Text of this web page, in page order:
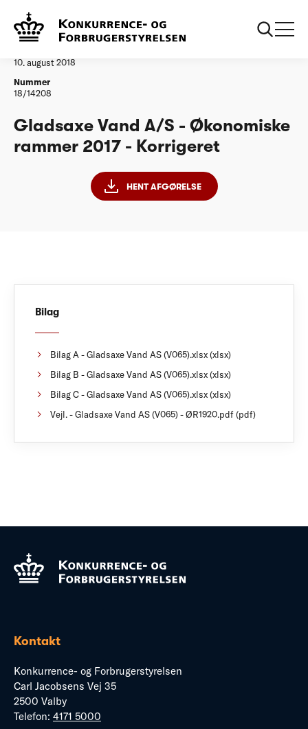
Vandtilsyn
10. august 2018
Nummer
18/14208
Gladsaxe Vand A/S - Økonomiske
rammer 2017 - Korrigeret
HENT AFGØRELSE
Bilag
Bilag A - Gladsaxe Vand AS (V065).xlsx (xlsx)
Bilag B - Gladsaxe Vand AS (V065).xlsx (xlsx)
Bilag C - Gladsaxe Vand AS (V065).xlsx (xlsx)
Vejl. - Gladsaxe Vand AS (V065) - ØR1920.pdf (pdf)
Kontakt
Konkurrence- og Forbrugerstyrelsen
Carl Jacobsens Vej 35
2500 Valby
Telefon: 4171 5000